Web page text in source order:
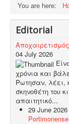
You are here:
Editorial
04 July 2026
χρόνια και
Ρωτησαν, λέει,
σκηνοθέτη του
απαιτητικό...
29 June 2026